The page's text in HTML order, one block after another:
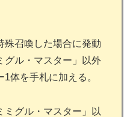
召喚した場合に発動
グル・マスター」以外
体を手札に加える。
グル・マスター」以